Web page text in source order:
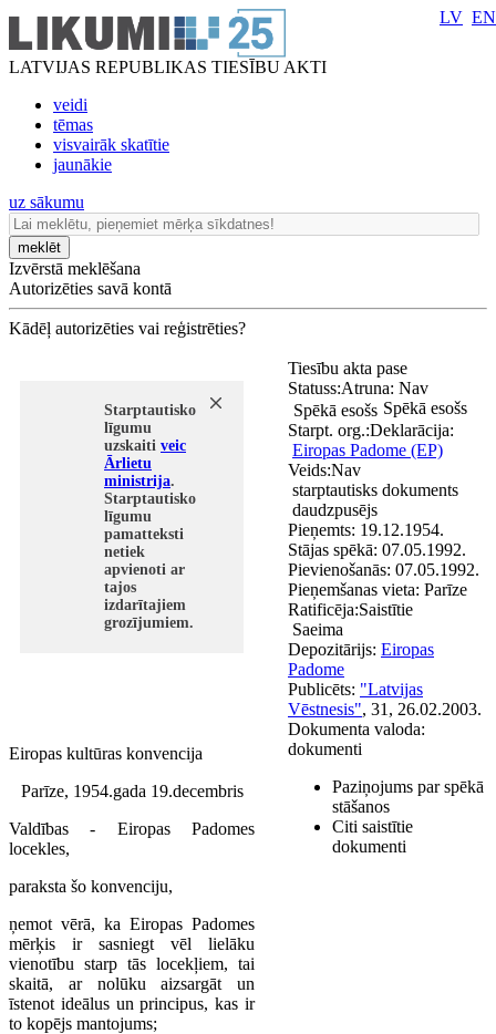
LATVIJAS REPUBLIKAS TIESĪBU AKTI
veidi
tēmas
visvairāk skatītie
jaunākie
LV EN
uz sākumu
meklēt
Izvērstā meklēšana
Autorizēties savā kontā
Kādēļ autorizēties vai reģistrēties?
Starptautisko
līgumu
uzskaiti veic
Ārlietu
ministrija.
Starptautisko
līgumu
pamatteksti
netiek
apvienoti ar
tajos
izdarītajiem
grozījumiem.
Eiropas kultūras konvencija
Parīze, 1954.gada 19.decembris
Valdības - Eiropas Padomes
locekles,
paraksta šo konvenciju,
ņemot vērā, ka Eiropas Padomes
mērķis ir sasniegt vēl lielāku
vienotību starp tās locekļiem, tai
skaitā, ar nolūku aizsargāt un
īstenot ideālus un principus, kas ir
to kopējs mantojums;
Tiesību akta pase
Statuss:
Spēkā esošs Spēkā esošs
Starpt. org.:
Eiropas Padome (EP)
Veids:
starptautisks dokuments
daudzpusējs
Pieņemts: 19.12.1954.
Stājas spēkā: 07.05.1992.
Pievienošanās: 07.05.1992.
Pieņemšanas vieta: Parīze
Ratificēja:
Saeima
Atruna: Nav
Deklarācija:
Nav
Depozitārijs: Eiropas
Padome
Publicēts: "Latvijas
Vēstnesis", 31, 26.02.2003.
Dokumenta valoda:
Saistītie
dokumenti
Paziņojums par spēkā
stāšanos
Citi saistītie
dokumenti